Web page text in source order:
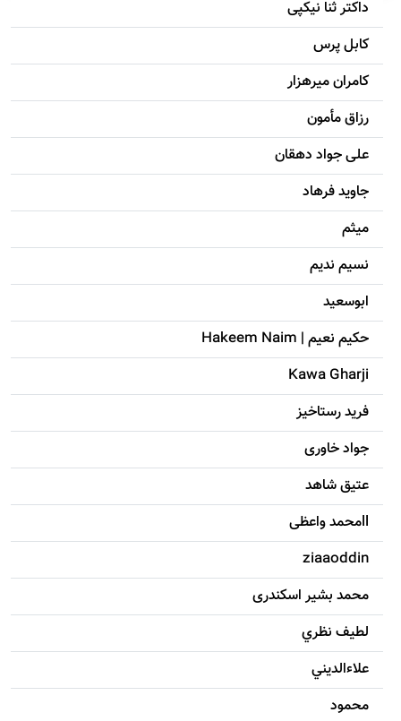
داکتر ثنا نیکپی
کابل پرس
کامران میرهزار
رزاق مأمون
علی جواد دهقان
جاويد فرهاد
میثم
نسیم ندیم
ابوسعيد
حکيم نعيم | Hakeem Naim
Kawa Gharji
فرید رستاخیز
جواد خاوری
عتیق شاهد
llمحمد واعظی
ziaaoddin
محمد بشیر اسکندری
لطيف نظري
علاءالديني
محمود